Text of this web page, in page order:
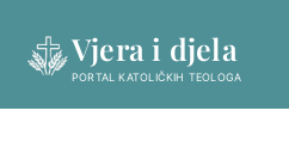
content
Vjera i djela
PORTAL KATOLIČKIH TEOLOGA